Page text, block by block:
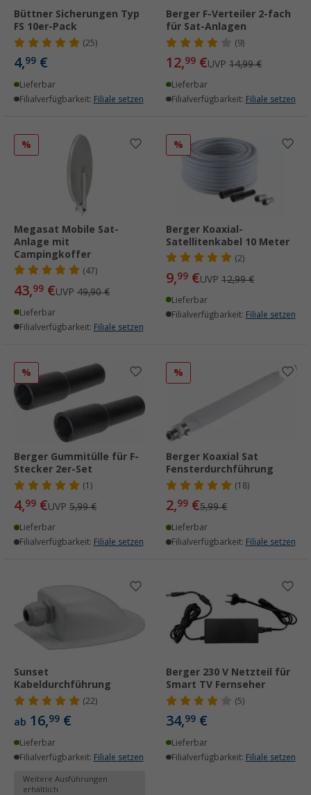
Büttner Sicherungen Typ
FS 10er-Pack
(25)
4,99 €
Lieferbar
Filialverfügbarkeit: Filiale setzen
Berger F-Verteiler 2-fach
für Sat-Anlagen
(9)
12,99 €UVP 14,99 €
Lieferbar
Filialverfügbarkeit: Filiale setzen
%
Megasat Mobile Sat-
Anlage mit
Campingkoffer
(47)
43,99 €UVP 49,90 €
Lieferbar
Filialverfügbarkeit: Filiale setzen
%
Berger Koaxial-
Satellitenkabel 10 Meter
(2)
9,99 €UVP 12,99 €
Lieferbar
Filialverfügbarkeit: Filiale setzen
%
Berger Gummitülle für F-
Stecker 2er-Set
(1)
4,99 €UVP 5,99 €
Lieferbar
Filialverfügbarkeit: Filiale setzen
%
Berger Koaxial Sat
Fensterdurchführung
(18)
2,99 €5,99 €
Lieferbar
Filialverfügbarkeit: Filiale setzen
Sunset
Kabeldurchführung
(22)
ab 16,99 €
Lieferbar
Filialverfügbarkeit: Filiale setzen
Weitere Ausführungen
erhältlich
Berger 230 V Netzteil für
Smart TV Fernseher
(5)
34,99 €
Lieferbar
Filialverfügbarkeit: Filiale setzen